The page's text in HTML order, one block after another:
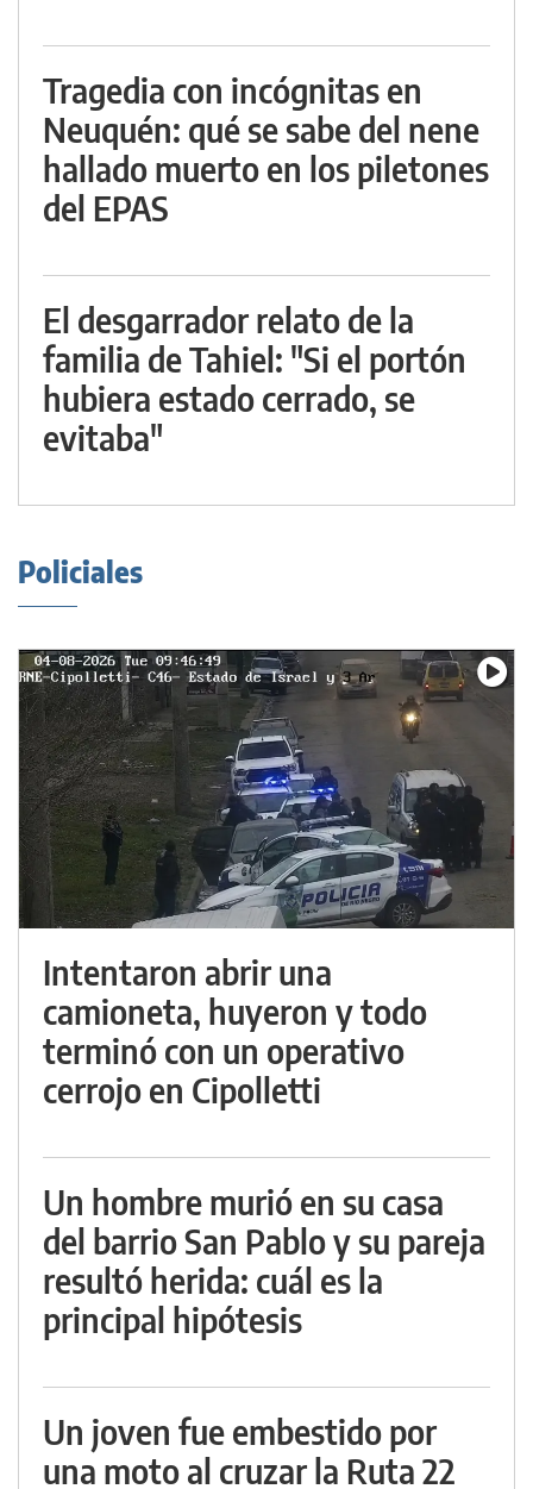
Tragedia con incógnitas en
Neuquén: qué se sabe del nene
hallado muerto en los piletones
del EPAS
El desgarrador relato de la
familia de Tahiel: "Si el portón
hubiera estado cerrado, se
evitaba"
Policiales
Intentaron abrir una
camioneta, huyeron y todo
terminó con un operativo
cerrojo en Cipolletti
Un hombre murió en su casa
del barrio San Pablo y su pareja
resultó herida: cuál es la
principal hipótesis
Un joven fue embestido por
una moto al cruzar la Ruta 22